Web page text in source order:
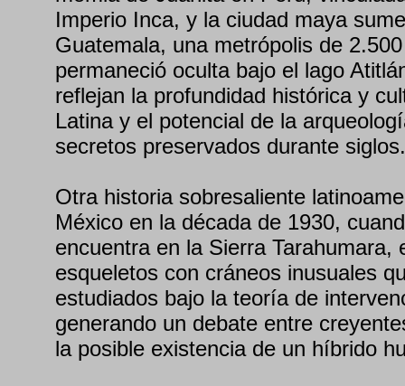
Imperio Inca, y la ciudad maya
Guatemala, una metrópolis de
permaneció oculta bajo el lago
reflejan la profundidad histórica y
Latina y el potencial de la
secretos preservados durante siglos.
Otra historia sobresaliente
México en la década de 1930,
encuentra en la Sierra Tarahumara,
esqueletos con cráneos inusuales
estudiados bajo la teoría de
generando un debate entre
la posible existencia de un híbrido